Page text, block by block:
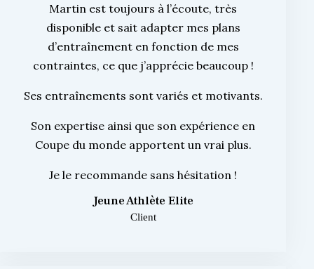
Martin est toujours à l’écoute, très
disponible et sait adapter mes plans
d’entraînement en fonction de mes
contraintes, ce que j’apprécie beaucoup !
Ses entraînements sont variés et motivants.
Son expertise ainsi que son expérience en
Coupe du monde apportent un vrai plus.
Je le recommande sans hésitation !
Jeune Athlète Elite
Client